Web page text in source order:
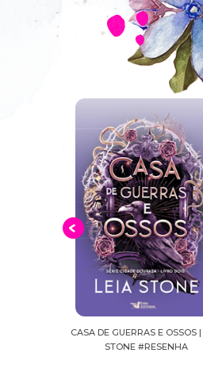
O LIVRO DE OURO DAS
2026 | LYCIO VELLOZO